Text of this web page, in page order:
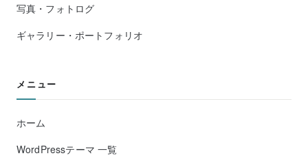
写真・フォトログ
ギャラリー・ポートフォリオ
メニュー
ホーム
WordPressテーマ 一覧